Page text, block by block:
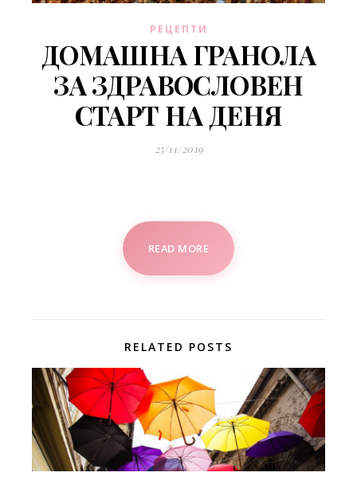
РЕЦЕПТИ
ДОМАШНА ГРАНОЛА
ЗА ЗДРАВОСЛОВЕН
СТАРТ НА ДЕНЯ
25/11/2019
READ MORE
RELATED POSTS